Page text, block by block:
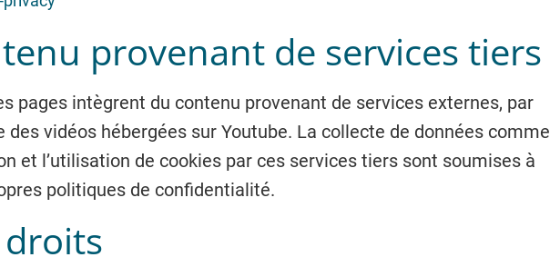
provenant de services tiers
pages intègrent du contenu provenant de services externes, par
des vidéos hébergées sur Youtube. La collecte de données comme
et l’utilisation de cookies par ces services tiers sont soumises à
politiques de confidentialité.